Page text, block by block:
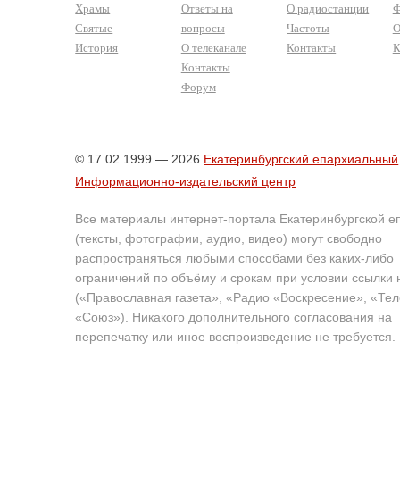
Храмы
Святые
История
Ответы на
вопросы
О телеканале
Контакты
Форум
О радиостанции
Частоты
Контакты
© 17.02.1999 — 2026 Екатеринбургский епархиальный
Информационно-издательский центр
Все материалы интернет-портала Екатеринбургской
(тексты, фотографии, аудио, видео) могут свободно
распространяться любыми способами без каких-либо
ограничений по объёму и срокам при условии ссылки
(«Православная газета», «Радио «Воскресение»,
«Союз»). Никакого дополнительного согласования на
перепечатку или иное воспроизведение не требуется.